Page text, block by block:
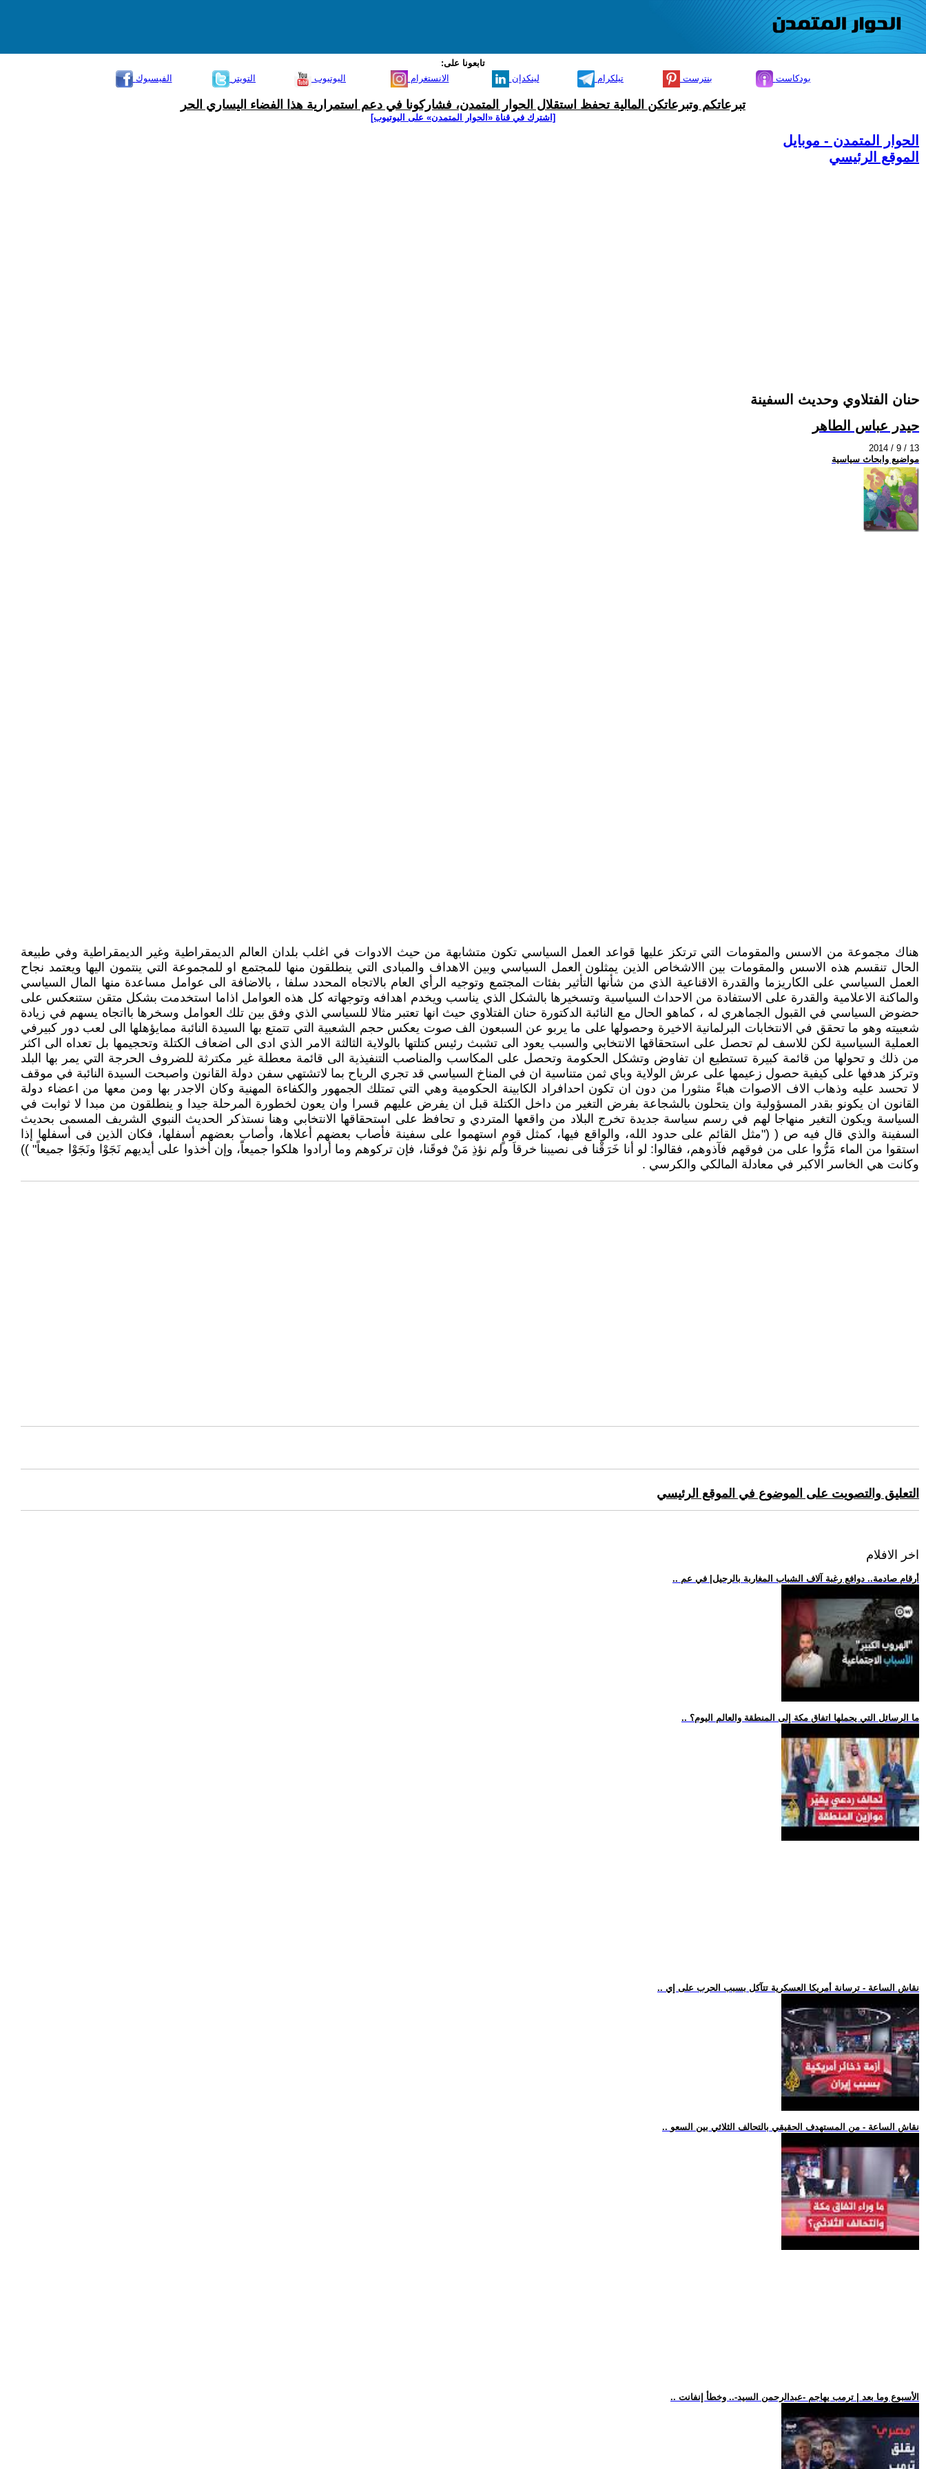
تابعونا على:
الفيسبوك
التويتر اليوتيوب الانستغرام لينكدإن تيلكرام بنترست بودكاست
تبرعاتكم وتبرعاتكن المالية تحفظ استقلال الحوار المتمدن، فشاركونا في دعم استمرارية هذا الفضاء اليساري الحر
[اشترك في قناة ‫«الحوار المتمدن» على اليوتيوب]
الحوار المتمدن - موبايل
الموقع الرئيسي
حنان الفتلاوي وحديث السفينة
حيدر عباس الطاهر
2014 / 9 / 13
مواضيع وابحاث سياسية
هناك مجموعة من الاسس والمقومات التي ترتكز عليها قواعد العمل السياسي تكون متشابهة من حيث الادوات في اغلب بلدان العالم الديمقراطية وغير الديمقراطية وفي طبيعة
الحال تنقسم هذه الاسس والمقومات بين االاشخاص الذين يمثلون العمل السياسي وبين الاهداف والمبادى التي ينطلقون منها للمجتمع او للمجموعة التي ينتمون اليها ويعتمد نجاح
العمل السياسي على الكاريزما والقدرة الاقناعية الذي من شأنها التأثير بفئات المجتمع وتوجيه الرأي العام بالاتجاه المحدد سلفا ، بالاضافة الى عوامل مساعدة منها المال السياسي
والماكنة الاعلامية والقدرة على الاستفادة من الاحداث السياسية وتسخيرها بالشكل الذي يناسب ويخدم اهدافه وتوجهاته كل هذه العوامل اذاما استخدمت بشكل متقن ستنعكس على
حضوض السياسي في القبول الجماهري له ، كماهو الحال مع النائبة الدكتورة حنان الفتلاوي حيث انها تعتبر مثالا للسياسي الذي وفق بين تلك العوامل وسخرها بااتجاه يسهم في زيادة
شعبيته وهو ما تحقق في الانتخابات البرلمانية الاخيرة وحصولها على ما يربو عن السبعون الف صوت يعكس حجم الشعبية التي تتمتع بها السيدة النائبة ممايؤهلها الى لعب دور كبيرفي
العملية السياسية لكن للاسف لم تحصل على استحقاقها الانتخابي والسبب يعود الى تشبث رئيس كتلتها بالولاية الثالثة الامر الذي ادى الى اضعاف الكتلة وتحجيمها بل تعداه الى اكثر
من ذلك و تحولها من قائمة كبيرة تستطيع ان تفاوض وتشكل الحكومة وتحصل على المكاسب والمناصب التنفيذية الى قائمة معطلة غير مكترثة للضروف الحرجة التي يمر بها البلد
وتركز هدفها على كيفية حصول زعيمها على عرش الولاية وباي ثمن متناسية ان في المناخ السياسي قد تجري الرياح بما لاتشتهي سفن دولة القانون واصبحت السيدة النائبة في موقف
لا تحسد عليه وذهاب الاف الاصوات هباءً منثورا من دون ان تكون احدافراد الكابينة الحكومية وهي التي تمتلك الجمهور والكفاءة المهنية وكان الاجدر بها ومن معها من اعضاء دولة
القانون ان يكونو بقدر المسؤولية وان يتحلون بالشجاعة بفرض التغير من داخل الكتلة قبل ان يفرض عليهم قسرا وان يعون لخطورة المرحلة جيدا و ينطلقون من مبدا لا ثوابت في
السياسة ويكون التغير منهاجا لهم في رسم سياسة جديدة تخرج البلاد من واقعها المتردي و تحافظ على استحقاقها الانتخابي وهنا نستذكر الحديث النبوي الشريف المسمى بحديث
السفينة والذي قال فيه ص ( ("مثل القائم على حدود الله، والواقع فيها، كمثل قومٍ استهموا على سفينة فأصاب بعضهم أعلاها، وأصاب بعضهم أسفلها، فكان الذين فى أسفلها إذا
استقوا من الماء مَرُّوا على من فوقهم فآذوهم، فقالوا: لو أنا خَرَقْنا فى نصيبنا خرقاَ ولم نؤذِ مَنْ فوقَنا، فإن تركوهم وما أرادوا هلكوا جميعاًَ، وإن أخذوا على أيديهم نَجَوْا ونَجَوْا جميعاً" ))
وكانت هي الخاسر الاكبر في معادلة المالكي والكرسي .
التعليق والتصويت على الموضوع في الموقع الرئيسي
اخر الافلام
.. أرقام صادمة.. دوافع رغبة آلاف الشباب المغاربة بالرحيل| في عم
.. ما الرسائل التي يحملها اتفاق مكة إلى المنطقة والعالم اليوم؟
.. نقاش الساعة - ترسانة أمريكا العسكرية تتآكل بسبب الحرب على إي
.. نقاش الساعة - من المستهدف الحقيقي بالتحالف الثلاثي بين السعو
.. الأسبوع وما بعد | ترمب يهاجم -عبدالرحمن السيد-.. وخطأ إنفانت